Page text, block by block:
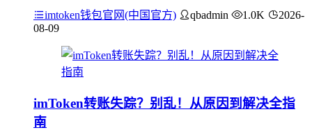
imtoken钱包官网(中国官方) qbadmin 1.0K
2026-
08-09
imToken转账失踪？别乱！从原因到解决全指
南